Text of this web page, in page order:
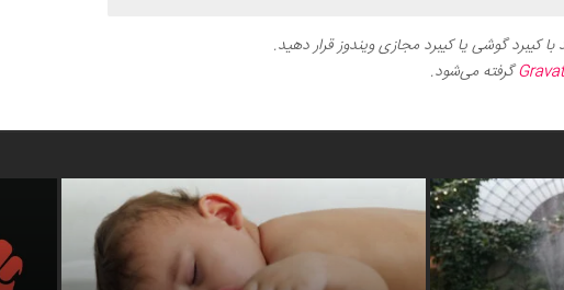
کیبرد گوشی یا کیبرد مجازی ویندوز قرار دهید.
گرفته می‌شود.